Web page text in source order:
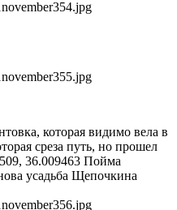
которая видимо вела в
среза путь, но прошел
36.009463 Пойма
усадьба Щепочкина